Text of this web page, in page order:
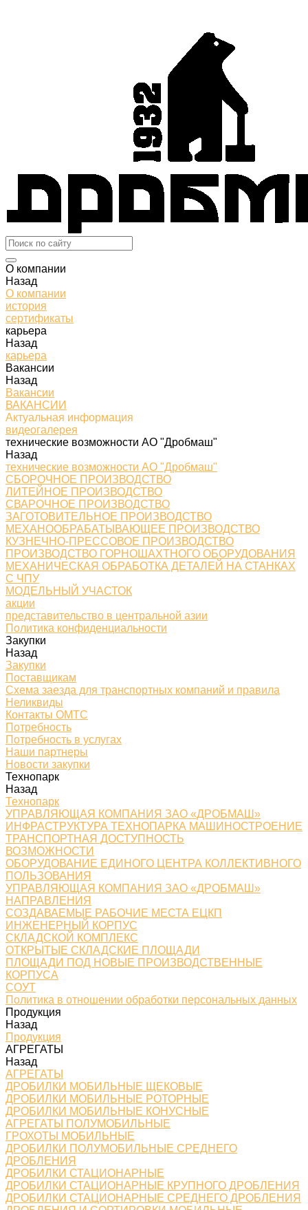
О компании
Назад
О компании
история
сертификаты
карьера
Назад
карьера
Вакансии
Назад
Вакансии
ВАКАНСИИ
Актуальная информация
видеогалерея
технические возможности АО "Дробмаш"
Назад
технические возможности АО "Дробмаш"
СБОРОЧНОЕ ПРОИЗВОДСТВО
ЛИТЕЙНОЕ ПРОИЗВОДСТВО
СВАРОЧНОЕ ПРОИЗВОДСТВО
ЗАГОТОВИТЕЛЬНОЕ ПРОИЗВОДСТВО
МЕХАНООБРАБАТЫВАЮЩЕЕ ПРОИЗВОДСТВО
КУЗНЕЧНО-ПРЕССОВОЕ ПРОИЗВОДСТВО
ПРОИЗВОДСТВО ГОРНОШАХТНОГО ОБОРУДОВАНИЯ
МЕХАНИЧЕСКАЯ ОБРАБОТКА ДЕТАЛЕЙ НА СТАНКАХ
С ЧПУ
МОДЕЛЬНЫЙ УЧАСТОК
акции
представительство в центральной азии
Политика конфиденциальности
Закупки
Назад
Закупки
Поставщикам
Схема заезда для транспортных компаний и правила
Неликвиды
Контакты ОМТС
Потребность
Потребность в услугах
Наши партнеры
Новости закупки
Технопарк
Назад
Технопарк
УПРАВЛЯЮЩАЯ КОМПАНИЯ ЗАО «ДРОБМАШ»
ИНФРАСТРУКТУРА ТЕХНОПАРКА МАШИНОСТРОЕНИЕ
ТРАНСПОРТНАЯ ДОСТУПНОСТЬ
ВОЗМОЖНОСТИ
ОБОРУДОВАНИЕ ЕДИНОГО ЦЕНТРА КОЛЛЕКТИВНОГО
ПОЛЬЗОВАНИЯ
УПРАВЛЯЮЩАЯ КОМПАНИЯ ЗАО «ДРОБМАШ»
НАПРАВЛЕНИЯ
СОЗДАВАЕМЫЕ РАБОЧИЕ МЕСТА ЕЦКП
ИНЖЕНЕРНЫЙ КОРПУС
СКЛАДСКОЙ КОМПЛЕКС
ОТКРЫТЫЕ СКЛАДСКИЕ ПЛОЩАДИ
ПЛОЩАДИ ПОД НОВЫЕ ПРОИЗВОДСТВЕННЫЕ
КОРПУСА
СОУТ
Политика в отношении обработки персональных данных
Продукция
Назад
Продукция
АГРЕГАТЫ
Назад
АГРЕГАТЫ
ДРОБИЛКИ МОБИЛЬНЫЕ ЩЕКОВЫЕ
ДРОБИЛКИ МОБИЛЬНЫЕ РОТОРНЫЕ
ДРОБИЛКИ МОБИЛЬНЫЕ КОНУСНЫЕ
АГРЕГАТЫ ПОЛУМОБИЛЬНЫЕ
ГРОХОТЫ МОБИЛЬНЫЕ
ДРОБИЛКИ ПОЛУМОБИЛЬНЫЕ СРЕДНЕГО
ДРОБЛЕНИЯ
ДРОБИЛКИ СТАЦИОНАРНЫЕ
ДРОБИЛКИ СТАЦИОНАРНЫЕ КРУПНОГО ДРОБЛЕНИЯ
ДРОБИЛКИ СТАЦИОНАРНЫЕ СРЕДНЕГО ДРОБЛЕНИЯ